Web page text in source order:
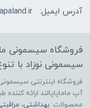
آدرس ایمیل:
فروشگاه سیسمونی
سیسمونی نوزاد با
فروشگاه اینترنتی
آپ ماماپاپالند ارائه کننده
محصولات: بهداشتی،